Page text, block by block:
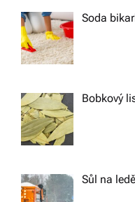
Soda
Bobkový
Sůl na